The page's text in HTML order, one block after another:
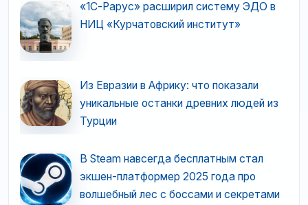
«1С-Рарус» расширил систему ЭДО в
НИЦ «Курчатовский институт»
Из Евразии в Африку: что показали
уникальные останки древних людей из
Турции
В Steam навсегда бесплатным стал
экшен-платформер 2025 года про
волшебный лес с боссами и секретами